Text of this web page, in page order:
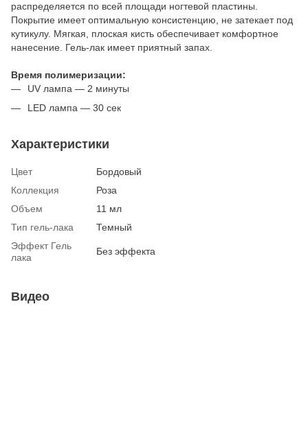
распределяется по всей площади ногтевой пластины.
Покрытие имеет оптимальную консистенцию, не затекает под
кутикулу. Мягкая, плоская кисть обеспечивает комфортное
нанесение. Гель-лак имеет приятный запах.
Время полимеризации:
UV лампа — 2 минуты
LED лампа — 30 сек
Характеристики
Цвет
Бордовый
Коллекция
Роза
Объем
11 мл
Тип гель-лака
Темный
Эффект Гель
лака
Без эффекта
Видео